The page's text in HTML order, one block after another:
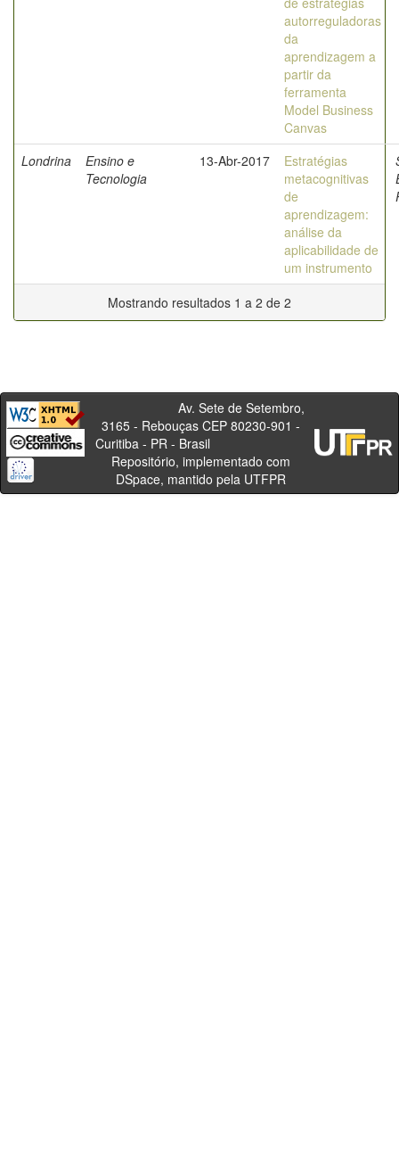
autorreguladoras
da
aprendizagem a
partir da
ferramenta
Model Business
Canvas
Londrina
Ensino e
Tecnologia
13-Abr-2017
Estratégias
metacognitivas
de
aprendizagem:
análise da
aplicabilidade de
um instrumento
Mostrando resultados 1 a 2 de 2
Av. Sete de Setembro,
3165 - Rebouças CEP 80230-901 -
Curitiba - PR - Brasil
Repositório, implementado com
DSpace, mantido pela UTFPR